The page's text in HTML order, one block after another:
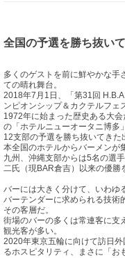
全国の予選を勝ち抜い
多くのゲストを前に鮮やかな手
ての晴れ舞台。
2018年7月1日、「第31回
ンピオンシップ＆カクテルフェ
1972年に始まった歴史ある大
の「ホテルニューオータニ博多
12支部の予選を勝ち抜いてき
本全国のホテルからバーメンが
九州、沖縄支部からは5名の選
二氏（現BAR倉吉）以来の優勝
バーには大きく分けて、いわゆ
バーテンダーに求められる技術
その客層だ。
街場のバーの多くは常連客に支
観光客が多い。
2020年東京五輪に向けて訪日
るホスピタリティ、まさに「お